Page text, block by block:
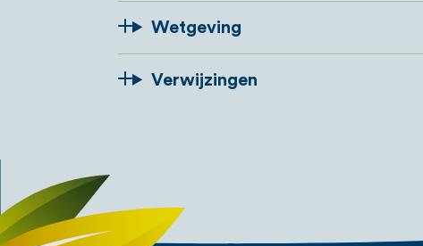
Wetgeving
Verwijzingen